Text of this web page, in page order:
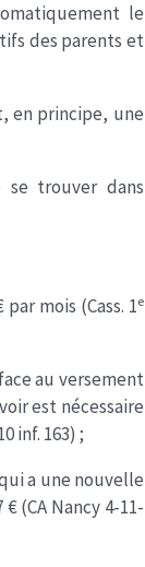
le
des parents et
en principe, une
se trouver dans
mois (Cass. 1e
au versement
est nécessaire
inf. 163) ;
a une nouvelle
(CA Nancy 4-11-